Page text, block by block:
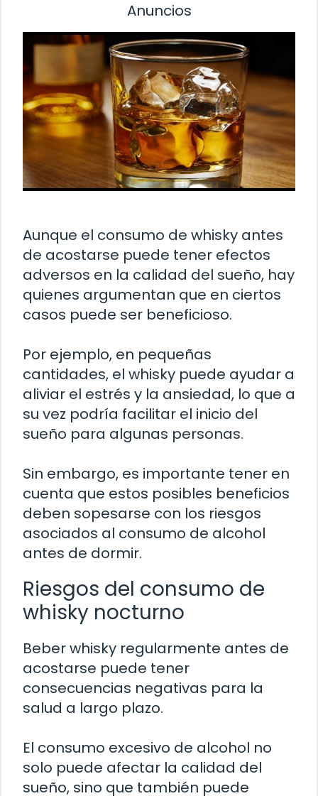
Anuncios
Aunque el consumo de whisky antes
de acostarse puede tener efectos
adversos en la calidad del sueño, hay
quienes argumentan que en ciertos
casos puede ser beneficioso.
Por ejemplo, en pequeñas
cantidades, el whisky puede ayudar a
aliviar el estrés y la ansiedad, lo que a
su vez podría facilitar el inicio del
sueño para algunas personas.
Sin embargo, es importante tener en
cuenta que estos posibles beneficios
deben sopesarse con los riesgos
asociados al consumo de alcohol
antes de dormir.
Riesgos del consumo de
whisky nocturno
Beber whisky regularmente antes de
acostarse puede tener
consecuencias negativas para la
salud a largo plazo.
El consumo excesivo de alcohol no
solo puede afectar la calidad del
sueño, sino que también puede